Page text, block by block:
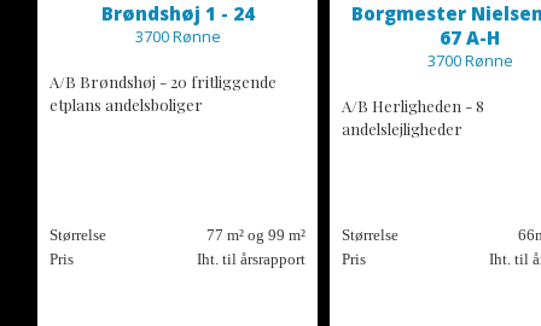
Brøndshøj 1 - 24
3700 Rønne
A/B Brøndshøj - 20 fritliggende
etplans andelsboliger
Størrelse
77 m² og 99 m²
Pris
Iht. til årsrapport
Borgmester
67 A-H
3700 Rønne
A/B Herligheden - 8
andelslejligheder
Størrelse
Pris
Iht. til